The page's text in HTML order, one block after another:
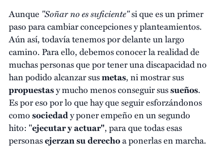
Aunque "Soñar no es suficiente"si que es un primer
paso para cambiar concepciones y planteamientos.
Aún así, todavía tenemos por delante un largo
camino. Para ello, debemos conocer la realidad de
muchas personas que por tener una discapacidad no
han podido alcanzar susmetas, ni mostrar sus
propuestasy mucho menos conseguir sussueños.
Es por eso por lo que hay que seguir esforzándonos
comosociedady poner empeño en un segundo
hito: "ejecutar y actuar", para que todas esas
personasejerzan su derechoa ponerlas en marcha.